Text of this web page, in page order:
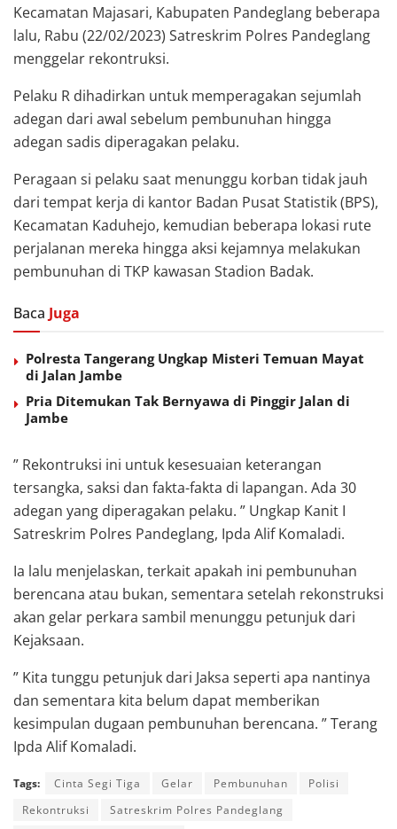
Kecamatan Majasari, Kabupaten Pandeglang beberapa
lalu, Rabu (22/02/2023) Satreskrim Polres Pandeglang
menggelar rekontruksi.
Pelaku R dihadirkan untuk memperagakan sejumlah
adegan dari awal sebelum pembunuhan hingga
adegan sadis diperagakan pelaku.
Peragaan si pelaku saat menunggu korban tidak jauh
dari tempat kerja di kantor Badan Pusat Statistik (BPS),
Kecamatan Kaduhejo, kemudian beberapa lokasi rute
perjalanan mereka hingga aksi kejamnya melakukan
pembunuhan di TKP kawasan Stadion Badak.
Baca Juga
Polresta Tangerang Ungkap Misteri Temuan Mayat
di Jalan Jambe
Pria Ditemukan Tak Bernyawa di Pinggir Jalan di
Jambe
” Rekontruksi ini untuk kesesuaian keterangan
tersangka, saksi dan fakta-fakta di lapangan. Ada 30
adegan yang diperagakan pelaku. ” Ungkap Kanit I
Satreskrim Polres Pandeglang, Ipda Alif Komaladi.
Ia lalu menjelaskan, terkait apakah ini pembunuhan
berencana atau bukan, sementara setelah rekonstruksi
akan gelar perkara sambil menunggu petunjuk dari
Kejaksaan.
” Kita tunggu petunjuk dari Jaksa seperti apa nantinya
dan sementara kita belum dapat memberikan
kesimpulan dugaan pembunuhan berencana. ” Terang
Ipda Alif Komaladi.
Tags: Cinta Segi Tiga Gelar Pembunuhan
Polisi
Rekontruksi
Satreskrim Polres Pandeglang